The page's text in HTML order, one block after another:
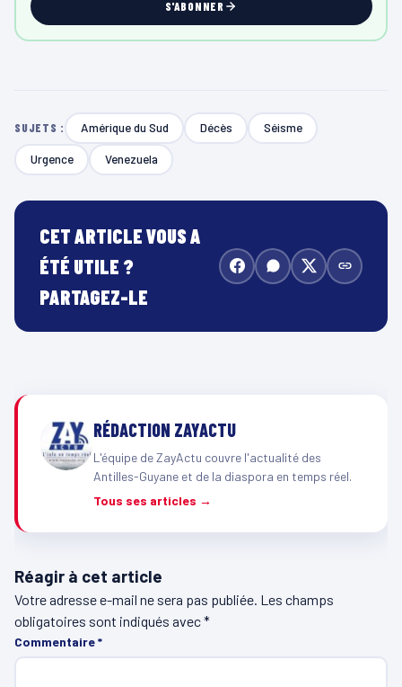
S'ABONNER
SUJETS : Amérique du Sud Décès Séisme
Urgence Venezuela
CET ARTICLE VOUS A
ÉTÉ UTILE ?
PARTAGEZ-LE
RÉDACTION ZAYACTU
L'équipe de ZayActu couvre l'actualité des
Antilles-Guyane et de la diaspora en temps réel.
Tous ses articles →
Réagir à cet article
Votre adresse e-mail ne sera pas publiée. Les champs
obligatoires sont indiqués avec*
Commentaire*